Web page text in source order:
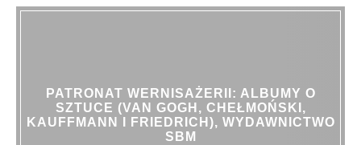
PATRONAT WERNISAŻERII: ALBUMY O
SZTUCE (VAN GOGH, CHEŁMOŃSKI,
KAUFFMANN I FRIEDRICH), WYDAWNICTWO
SBM